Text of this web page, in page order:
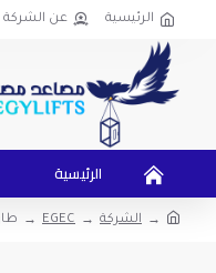
الرئيسية عن الشركة
الرئيسية
الشركة EGEC طارة